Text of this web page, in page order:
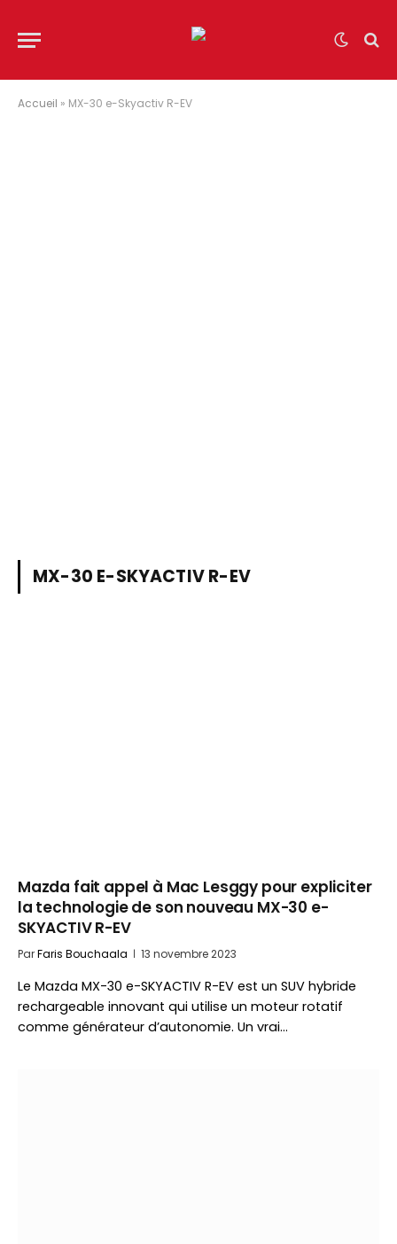
Accueil » MX-30 e-Skyactiv R-EV
MX-30 E-SKYACTIV R-EV
Mazda fait appel à Mac Lesggy pour expliciter
la technologie de son nouveau MX-30 e-
SKYACTIV R-EV
ParFaris Bouchaala 13 novembre 2023
Le Mazda MX-30 e-SKYACTIV R-EV est un SUV hybride
rechargeable innovant qui utilise un moteur rotatif
comme générateur d’autonomie. Un vrai…